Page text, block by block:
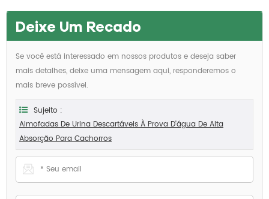
Deixe Um Recado
Se você está interessado em nossos produtos e deseja saber
mais detalhes, deixe uma mensagem aqui, responderemos o
mais breve possível.
Sujeito :
Almofadas De Urina Descartáveis ​​à Prova D'água De Alta
Absorção Para Cachorros